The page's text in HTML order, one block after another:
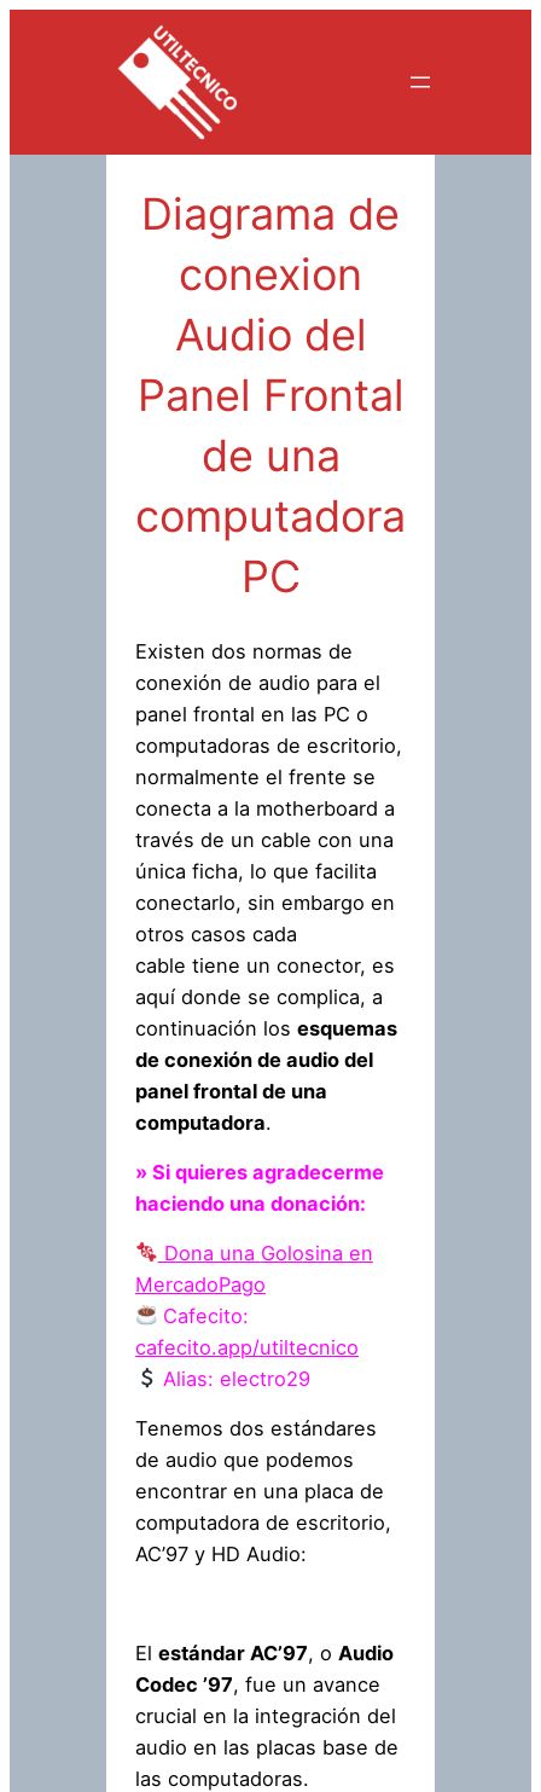
Diagrama de
conexion
Audio del
Panel Frontal
de una
computadora
PC
Existen dos normas de
conexión de audio para el
panel frontal en las PC o
computadoras de escritorio,
normalmente el frente se
conecta a la motherboard a
través de un cable con una
única ficha, lo que facilita
conectarlo, sin embargo en
otros casos cada
cable tiene un conector, es
aquí donde se complica, a
continuación los esquemas
de conexión de audio del
panel frontal de una
computadora.
» Si quieres agradecerme
haciendo una donación:
Dona una Golosina en
MercadoPago
Cafecito:
cafecito.app/utiltecnico
Alias: electro29
Tenemos dos estándares
de audio que podemos
encontrar en una placa de
computadora de escritorio,
AC’97 y HD Audio:
El estándar AC’97, o Audio
Codec ’97, fue un avance
crucial en la integración del
audio en las placas base de
las computadoras.